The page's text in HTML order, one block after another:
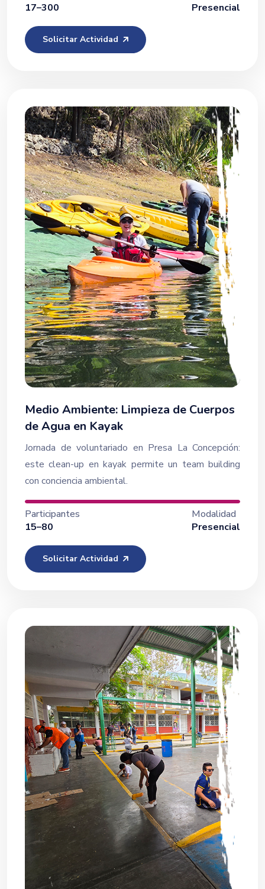
17–300
Presencial
Solicitar Actividad
Medio Ambiente: Limpieza de Cuerpos
de Agua en Kayak
Jornada de voluntariado en Presa La Concepción:
este clean-up en kayak permite un team building
con conciencia ambiental.
Participantes
15–80
Modalidad
Presencial
Solicitar Actividad